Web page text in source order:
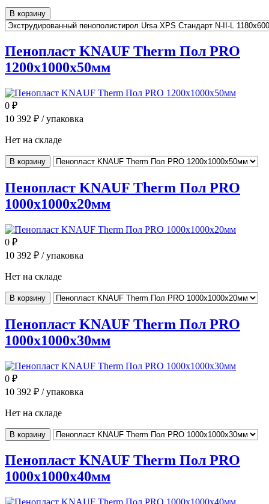
В корзину
Пенопласт KNAUF Therm Пол PRO
1200x1000x50мм
0 ₽
10 392 ₽ / упаковка
Нет на складе
В корзину
Пенопласт KNAUF Therm Пол PRO
1000x1000x20мм
0 ₽
10 392 ₽ / упаковка
Нет на складе
В корзину
Пенопласт KNAUF Therm Пол PRO
1000x1000x30мм
0 ₽
10 392 ₽ / упаковка
Нет на складе
В корзину
Пенопласт KNAUF Therm Пол PRO
1000x1000x40мм